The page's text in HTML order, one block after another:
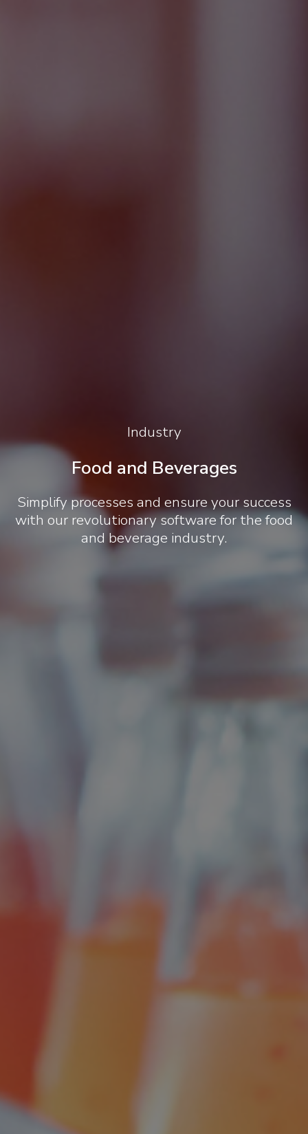
Industry
Food and Beverages
Simplify processes and ensure your success
with our revolutionary software for the food
and beverage industry.